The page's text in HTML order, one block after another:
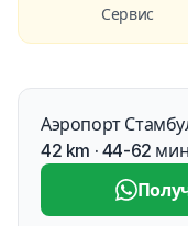
Сервис
Аэропорт
42 km · 44-62